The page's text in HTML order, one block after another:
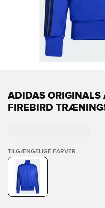
ADIDAS ORIGINALS
FIREBIRD
TILGÆNGELIGE FARVER